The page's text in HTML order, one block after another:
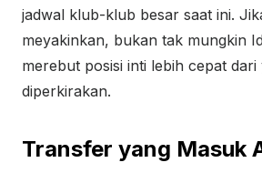
jadwal klub-klub besar saat ini.
meyakinkan, bukan tak mungkin
merebut posisi inti lebih cepat dari
diperkirakan.
Transfer yang Masuk